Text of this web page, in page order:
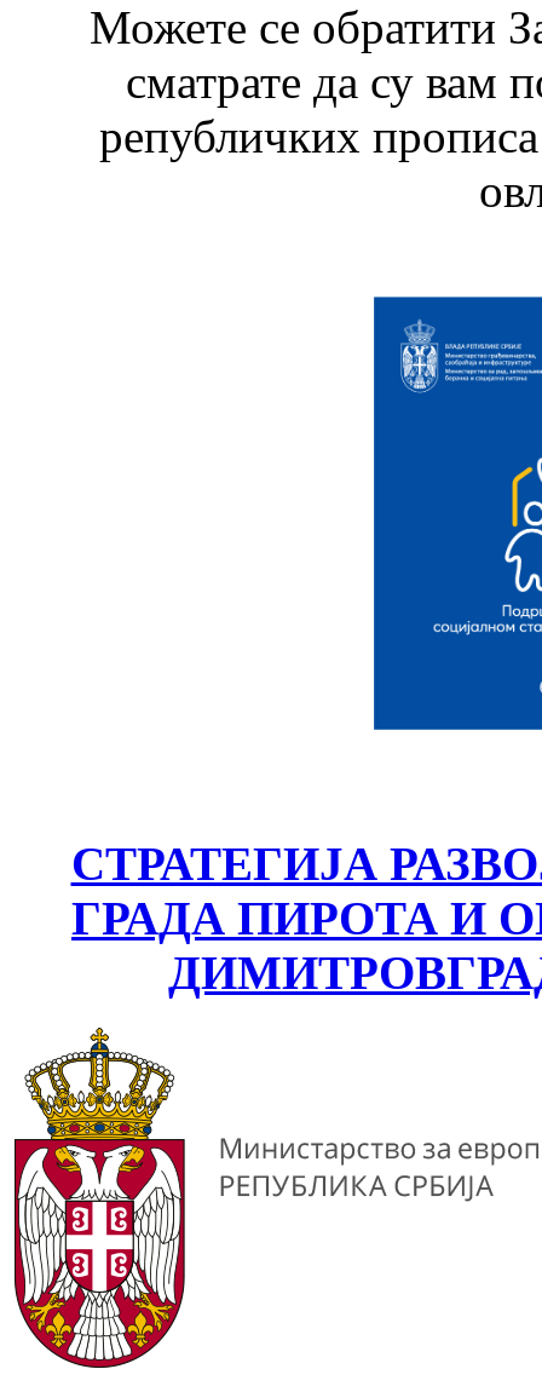
Можете се обратити
сматрате да су вам
републичких
СТРАТЕГИЈА
ГРАДА ПИРОТА И